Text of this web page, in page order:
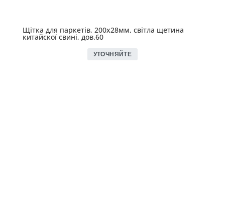
Щітка для паркетів, 200х28мм, світла щетина
китайскої свині, дов.60
УТОЧНЯЙТЕ